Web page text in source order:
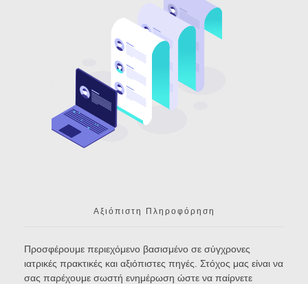
Αξιόπιστη Πληροφόρηση
Προσφέρουμε περιεχόμενο βασισμένο σε σύγχρονες
ιατρικές πρακτικές και αξιόπιστες πηγές. Στόχος μας είναι να
σας παρέχουμε σωστή ενημέρωση ώστε να παίρνετε